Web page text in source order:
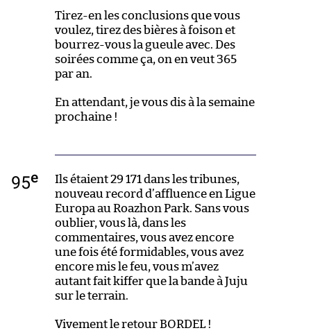
Tirez-en les conclusions que vous
voulez, tirez des bières à foison et
bourrez-vous la gueule avec. Des
soirées comme ça, on en veut 365
par an.
En attendant, je vous dis à la semaine
prochaine !
95e
Ils étaient 29 171 dans les tribunes,
nouveau record d’affluence en Ligue
Europa au Roazhon Park. Sans vous
oublier, vous là, dans les
commentaires, vous avez encore
une fois été formidables, vous avez
encore mis le feu, vous m’avez
autant fait kiffer que la bande à Juju
sur le terrain.
Vivement le retour BORDEL !